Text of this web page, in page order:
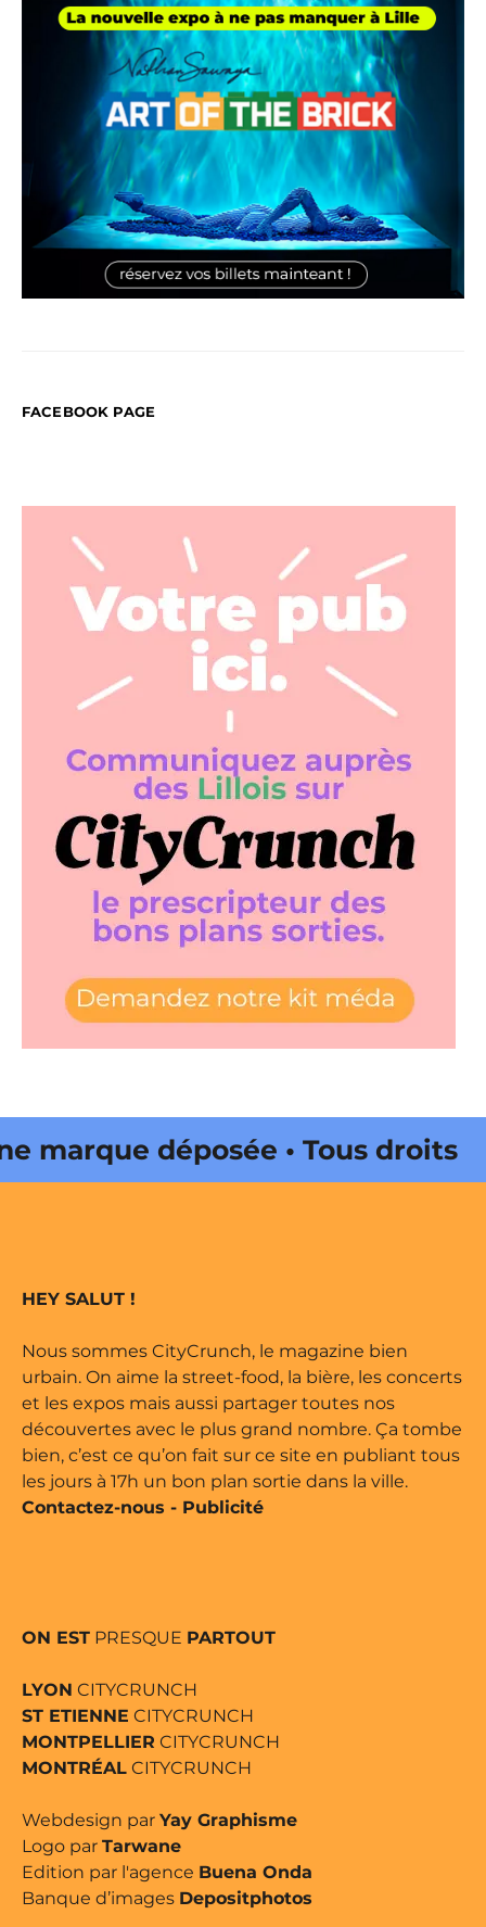
FACEBOOK PAGE
déposée • Tous droits
édité par Buena Onda Web •
HEY SALUT !
Nous sommes CityCrunch, le magazine bien
urbain. On aime la street-food, la bière, les concerts
et les expos mais aussi partager toutes nos
découvertes avec le plus grand nombre. Ça tombe
bien, c’est ce qu’on fait sur ce site en publiant tous
les jours à 17h un bon plan sortie dans la ville.
Contactez-nous - Publicité
ON EST PRESQUE PARTOUT
LYON CITYCRUNCH
ST ETIENNE CITYCRUNCH
MONTPELLIER CITYCRUNCH
MONTRÉAL CITYCRUNCH
Webdesign par Yay Graphisme
Logo par Tarwane
Edition par l'agence Buena Onda
Banque d’images Depositphotos